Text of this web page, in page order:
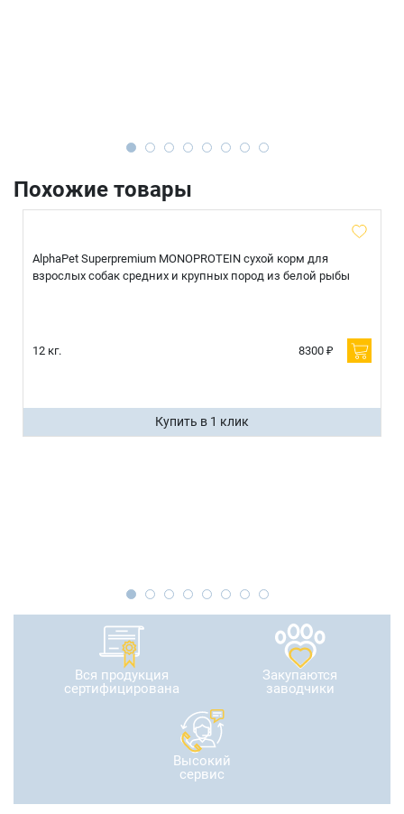
Похожие товары
AlphaPet Superpremium MONOPROTEIN сухой корм для
взрослых собак средних и крупных пород из белой рыбы
12 кг. 8300 ₽
Купить в 1 клик
Вся продукция
сертифицирована
Закупаются
заводчики
Высокий
сервис